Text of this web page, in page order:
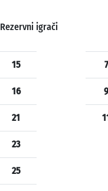
Rezervni igrači
15
16
21
23
25
7
9